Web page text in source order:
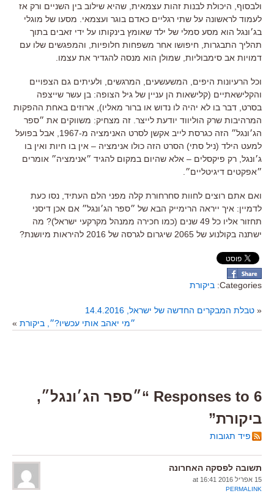
ולבסוף, היכולת לבנות זהות עצמאית, שהיא שילוב בין השניים ורק אז
לעמוד לראשונה על שתי רגליים כאדם בוגר ועצמאי. מסעו של מוגלי
בג׳ונגל הוא מסע סמלי של ילד שאומץ בינקותו על ידי זאבים בתוך
תהליך התבגרות, חיפושו אחר משפחות חלופיות, והמפגשים שלו עם
דמויות אב סימבוליות, שמולן הוא מנסה להגדיר את עצמו.
וכל הרעיונות היפים, המשעשעים, המרגשים, ולעיתים גם הצפויים
והקלישאתיים (קלישאות הן עניין של גיל הצופה: בן עשר שייצפה
בסרט, דבר בו לא יהיה לו נדוש או ברור מאליו), ארוזים באחת ההפקות
המרהיבות שרק הוליווד יודעת לייצר. זה מצחיק: משווקים את ״ספר
הג׳ונגל״ הזה כגרסת לייב אקשן לסרט האנימציה מ-1967, אבל בפועל
למעט הילד (ניל סתי) הסרט הזה כולו אנימציה – אין בו חיות ואין בו
ג׳ונגל, רק פיקסלים – אלא שהיום במקום להגיד ״אנימציה״ אומרים
״אפקטים דיגיטליים״.
ואם אתם רוצים לחוות סחרחורת קלה מפני הלם העתיד, נסו כעת
לדמיין: איך ייראה הרימייק הבא של ״ספר הג׳ונגל״ אם אכן דיסני
תחזור אליו כל 49 שנים (כמו חכירה ממנהל מקרקעי ישראל)? מה
ישתנה בקולנוע של 2065 שיגרום לגרסה של 2016 להיראות מיושנת?
Categories: ביקורת
« טבלת המבקרים החדשה של ישראל, 14.4.2016
״מי יאהב אותי עכשיו?״, ביקורת »
6 Responses to “״ספר הג׳ונגל״,
ביקורת”
פיד תגובות
תשובה לפסקה האחרונה
15 אפריל 2016 at 16:41
PERMALINK